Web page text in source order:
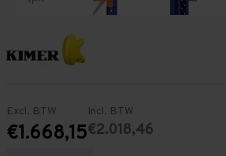
Excl. BTW
€1.668,15
Incl. BTW
€2.018,46